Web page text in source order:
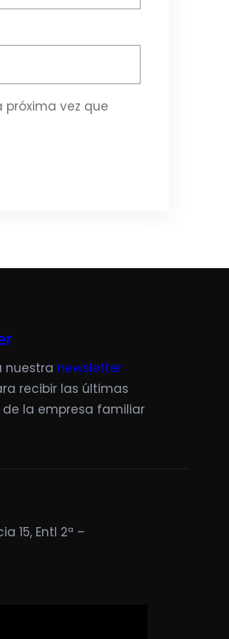
vez que
nuestra newsletter
recibir las últimas
la empresa familiar
15, Entl 2ª –